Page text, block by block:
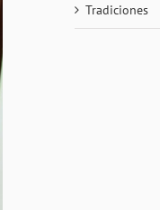
Tradiciones